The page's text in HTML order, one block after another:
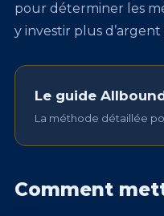
pour déterminer les
y investir plus
Le guide
La méthode détaillée
Comment